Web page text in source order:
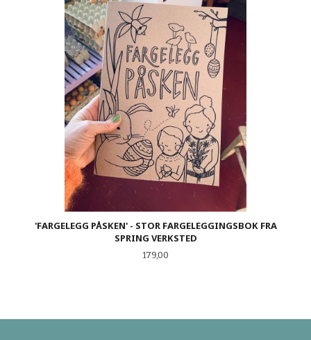
'FARGELEGG PÅSKEN' - STOR FARGELEGGINGSBOK FRA
SPRING VERKSTED
Pris
179,00